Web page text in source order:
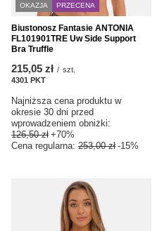
OKAZJA PRZECENA
Biustonosz Fantasie ANTONIA
FL101901TRE Uw Side Support
Bra Truffle
215,05 zł / szt.
4301 PKT
Najniższa cena produktu w
okresie 30 dni przed
wprowadzeniem obniżki:
126,50 zł +70%
Cena regularna: 253,00 zł -15%